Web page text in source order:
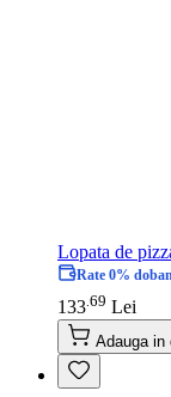
Lopata de
Rate 0%
133.69 Lei
Adauga in